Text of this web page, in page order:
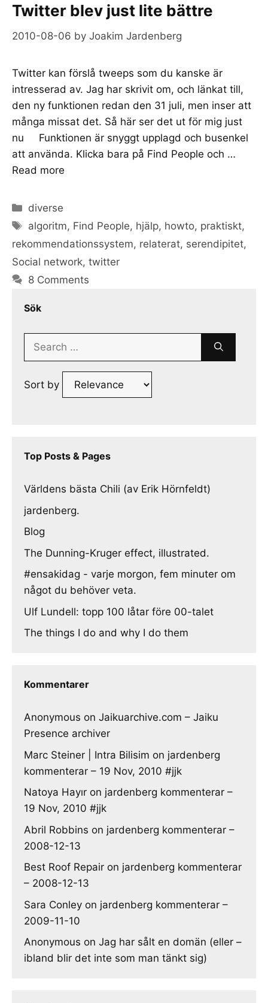
Twitter blev just lite bättre
2010-08-06 by Joakim Jardenberg
Twitter kan förslå tweeps som du kanske är
intresserad av. Jag har skrivit om, och länkat till,
den ny funktionen redan den 31 juli, men inser att
många missat det. Så här ser det ut för mig just
nu Funktionen är snyggt upplagd och busenkel
att använda. Klicka bara på Find People och …
Read more
Categories
diverse
Tags
algoritm, Find People, hjälp, howto, praktiskt,
rekommendationssystem, relaterat, serendipitet,
Social network, twitter
8 Comments
Sök
Search
Sort by
Top Posts & Pages
Världens bästa Chili (av Erik Hörnfeldt)
jardenberg.
Blog
The Dunning-Kruger effect, illustrated.
#ensakidag - varje morgon, fem minuter om
något du behöver veta.
Ulf Lundell: topp 100 låtar före 00-talet
The things I do and why I do them
Kommentarer
Anonymous on Jaikuarchive.com – Jaiku
Presence archiver
Marc Steiner | Intra Bilisim on jardenberg
kommenterar – 19 Nov, 2010 #jjk
Natoya Hayır on jardenberg kommenterar –
19 Nov, 2010 #jjk
Abril Robbins on jardenberg kommenterar –
2008-12-13
Best Roof Repair on jardenberg kommenterar
– 2008-12-13
Sara Conley on jardenberg kommenterar –
2009-11-10
Anonymous on Jag har sålt en domän (eller –
ibland blir det inte som man tänkt sig)